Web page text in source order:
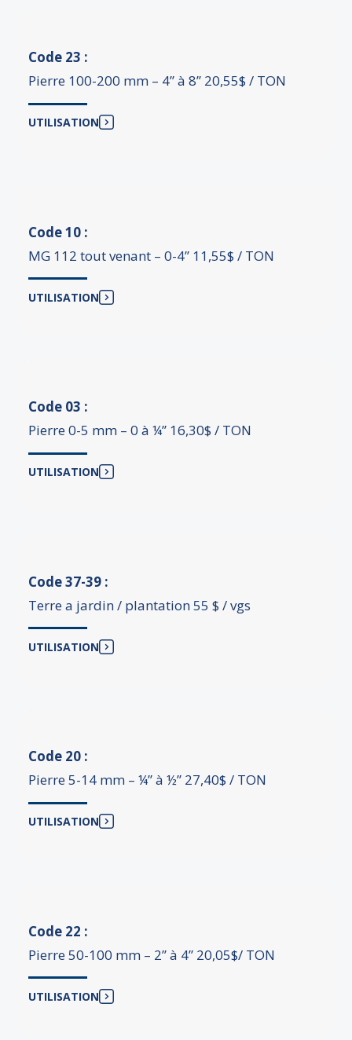
Code 23 :
Pierre 100-200 mm – 4’’ à 8’’ 20,55$ / TON
UTILISATION
Code 10 :
MG 112 tout venant – 0-4’’ 11,55$ / TON
UTILISATION
Code 03 :
Pierre 0-5 mm – 0 à ¼’’ 16,30$ / TON
UTILISATION
Code 37-39 :
Terre a jardin / plantation 55 $ / vgs
UTILISATION
Code 20 :
Pierre 5-14 mm – ¼’’ à ½’’ 27,40$ / TON
UTILISATION
Code 22 :
Pierre 50-100 mm – 2’’ à 4’’ 20,05$/ TON
UTILISATION